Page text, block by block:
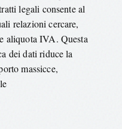
legali consente al
relazioni cercare,
aliquota IVA. Questa
dei dati riduce la
massicce,